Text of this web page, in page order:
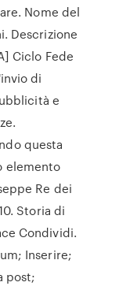
Nome del
Descrizione
Ciclo Fede
di
e
questa
elemento
Re dei
Storia di
Condividi.
Inserire;
post;